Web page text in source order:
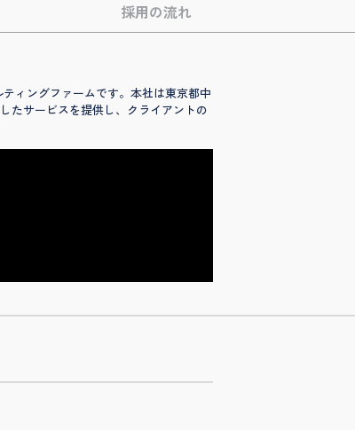
採用の流れ
ィングファームです。本社は東京都中
たサービスを提供し、クライアントの